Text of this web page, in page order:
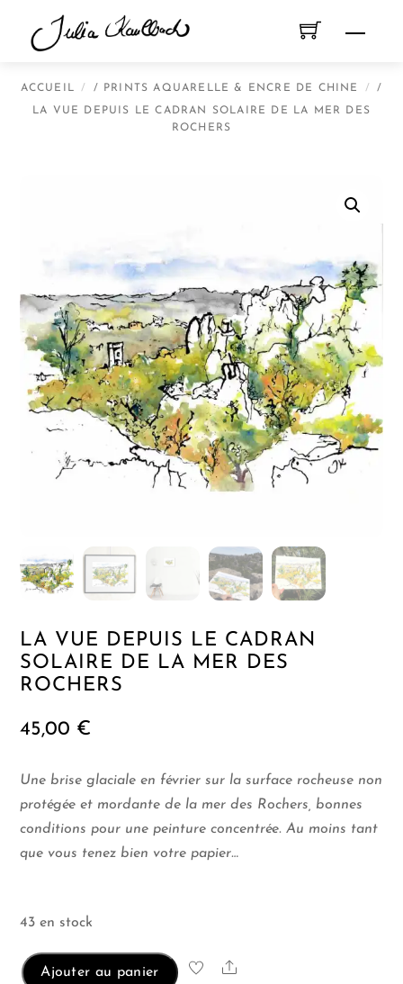
Menu
ACCUEIL / PRINTS AQUARELLE & ENCRE DE CHINE /
LA VUE DEPUIS LE CADRAN SOLAIRE DE LA MER DES
ROCHERS
LA VUE DEPUIS LE CADRAN
SOLAIRE DE LA MER DES
ROCHERS
45,00 €
Une brise glaciale en février sur la surface rocheuse non
protégée et mordante de la mer des Rochers, bonnes
conditions pour une peinture concentrée. Au moins tant
que vous tenez bien votre papier…
43 en stock
Ajouter au panier Share